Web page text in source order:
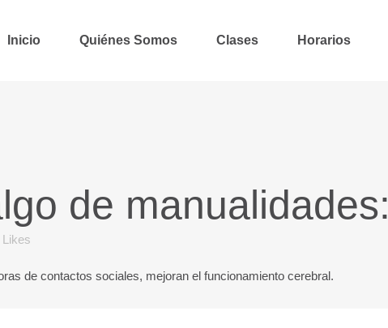
Inicio Quiénes Somos Clases Horarios
de manualidades:
Likes
de contactos sociales, mejoran el funcionamiento cerebral.